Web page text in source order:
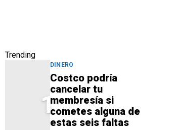
Trending
1
DINERO
Costco podría
cancelar tu
membresía si
cometes alguna de
estas seis faltas